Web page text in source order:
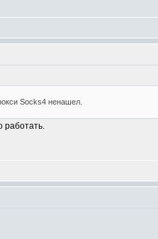
Socks4 ненашел.
работать.